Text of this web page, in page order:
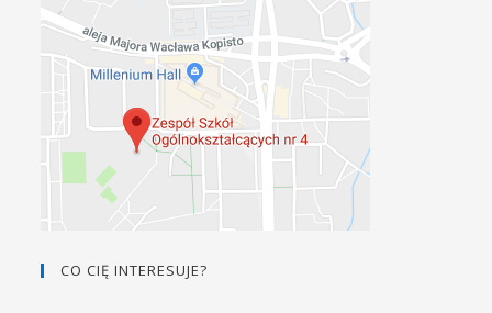
CO CIĘ INTERESUJE?